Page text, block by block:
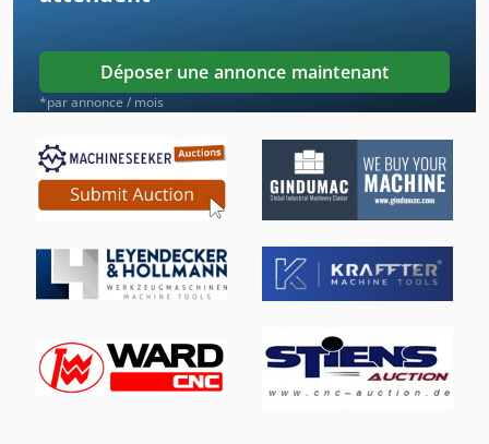
Machine De Décapage
Machine De Nettoyage
Machine De Nettoyage De Partie
Machines De Nettoyage
Système De Dépoussiérage
Sécheur D Air Comprimé
Déposer une annonce maintenant
*par annonce / mois